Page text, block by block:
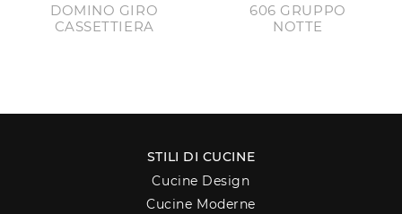
DOMINO GIRO
CASSETTIERA
606 GRUPPO
NOTTE
STILI DI CUCINE
Cucine Design
Cucine Moderne